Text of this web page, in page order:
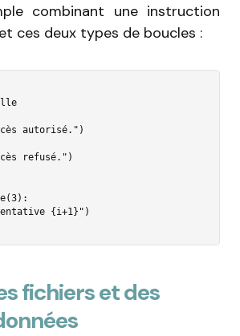
combinant une instruction
ces deux types de boucles :
{i+1}")
fichiers et des